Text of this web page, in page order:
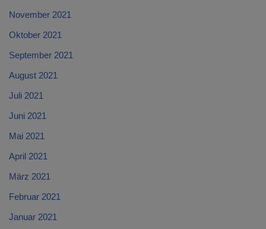
November 2021
Oktober 2021
September 2021
August 2021
Juli 2021
Juni 2021
Mai 2021
April 2021
März 2021
Februar 2021
Januar 2021